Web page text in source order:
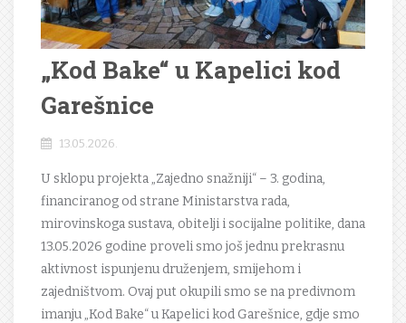
„Kod Bake“ u Kapelici kod
Garešnice
13.05.2026.
U sklopu projekta „Zajedno snažniji“ – 3. godina,
financiranog od strane Ministarstva rada,
mirovinskoga sustava, obitelji i socijalne politike, dana
13.05.2026 godine proveli smo još jednu prekrasnu
aktivnost ispunjenu druženjem, smijehom i
zajedništvom. Ovaj put okupili smo se na predivnom
imanju „Kod Bake“ u Kapelici kod Garešnice, gdje smo